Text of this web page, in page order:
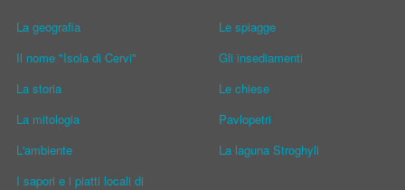
La geografia
Il nome "Isola di Cervi"
La storia
La mitologia
L'ambiente
I sapori e i piatti locali di
Le spiagge
Gli insediamenti
Le chiese
Pavlopetri
La laguna Stroghyli